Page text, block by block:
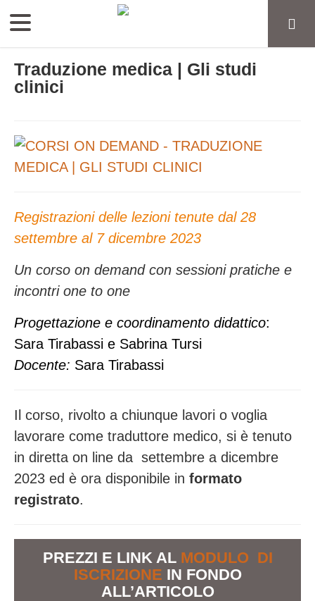
Traduzione medica | Gli studi
clinici
Registrazioni delle lezioni tenute dal 28
settembre al 7 dicembre 2023
Un corso on demand con sessioni pratiche e
incontri one to one
Progettazione e coordinamento didattico:
Sara Tirabassi e Sabrina Tursi
Docente: Sara Tirabassi
Il corso, rivolto a chiunque lavori o voglia
lavorare come traduttore medico, si è tenuto
in diretta on line da settembre a dicembre
2023 ed è ora disponibile in formato
registrato.
PREZZI E LINK AL MODULO DI
ISCRIZIONE IN FONDO
ALL’ARTICOLO